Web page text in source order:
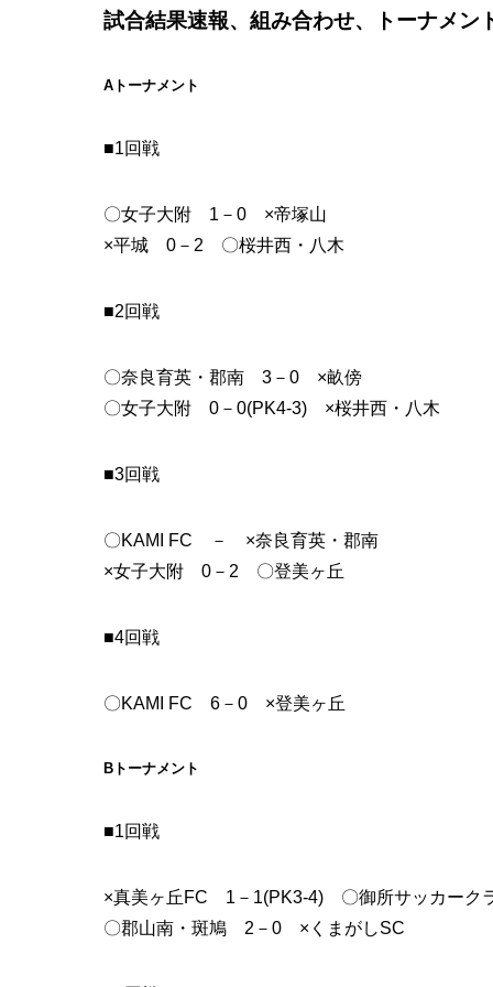
試合結果速報、組み合わせ、トーナメン
Aトーナメント
■1回戦
〇女子大附 1－0 ×帝塚山
×平城 0－2 〇桜井西・八木
■2回戦
〇奈良育英・郡南 3－0 ×畝傍
〇女子大附 0－0(PK4-3) ×桜井西・八木
■3回戦
〇KAMI FC － ×奈良育英・郡南
×女子大附 0－2 〇登美ヶ丘
■4回戦
〇KAMI FC 6－0 ×登美ヶ丘
Bトーナメント
■1回戦
×真美ヶ丘FC 1－1(PK3-4) 〇御所サッカーク
〇郡山南・斑鳩 2－0 ×くまがしSC